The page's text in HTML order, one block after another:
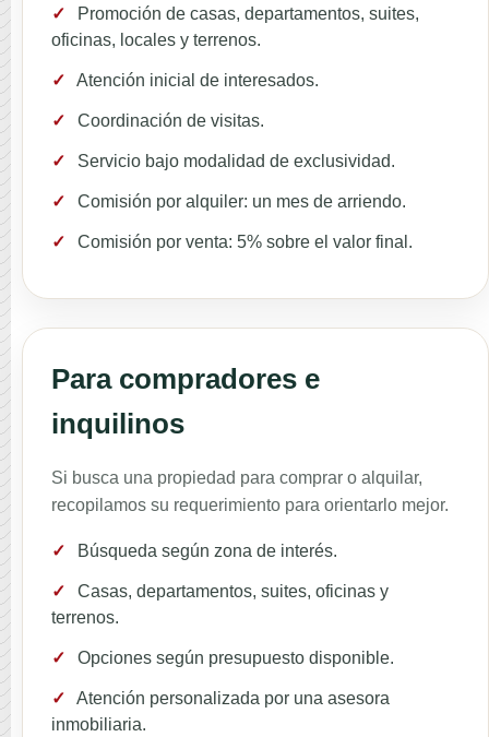
✓
Promoción de casas, departamentos, suites,
oficinas, locales y terrenos.
✓ Atención inicial de interesados.
✓ Coordinación de visitas.
✓ Servicio bajo modalidad de exclusividad.
✓ Comisión por alquiler: un mes de arriendo.
✓ Comisión por venta: 5% sobre el valor final.
Para compradores e
inquilinos
Si busca una propiedad para comprar o alquilar,
recopilamos su requerimiento para orientarlo mejor.
✓ Búsqueda según zona de interés.
✓
Casas, departamentos, suites, oficinas y
terrenos.
✓ Opciones según presupuesto disponible.
✓
Atención personalizada por una asesora
inmobiliaria.